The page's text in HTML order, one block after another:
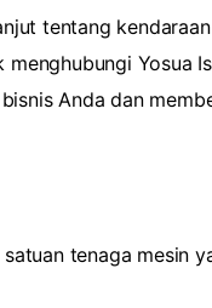
tentang
menghubungi Yosua
Anda dan
tenaga mesin